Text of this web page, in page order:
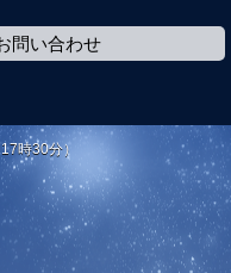
問い合わせ
時30分）